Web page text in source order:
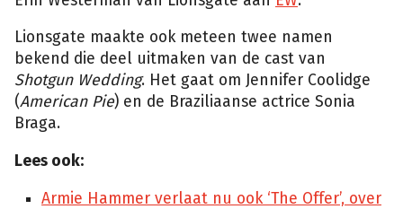
Lionsgate maakte ook meteen twee namen
bekend die deel uitmaken van de cast van
Shotgun Wedding. Het gaat om Jennifer Coolidge
(American Pie) en de Braziliaanse actrice Sonia
Braga.
Lees ook:
Armie Hammer verlaat nu ook ‘The Offer’, over